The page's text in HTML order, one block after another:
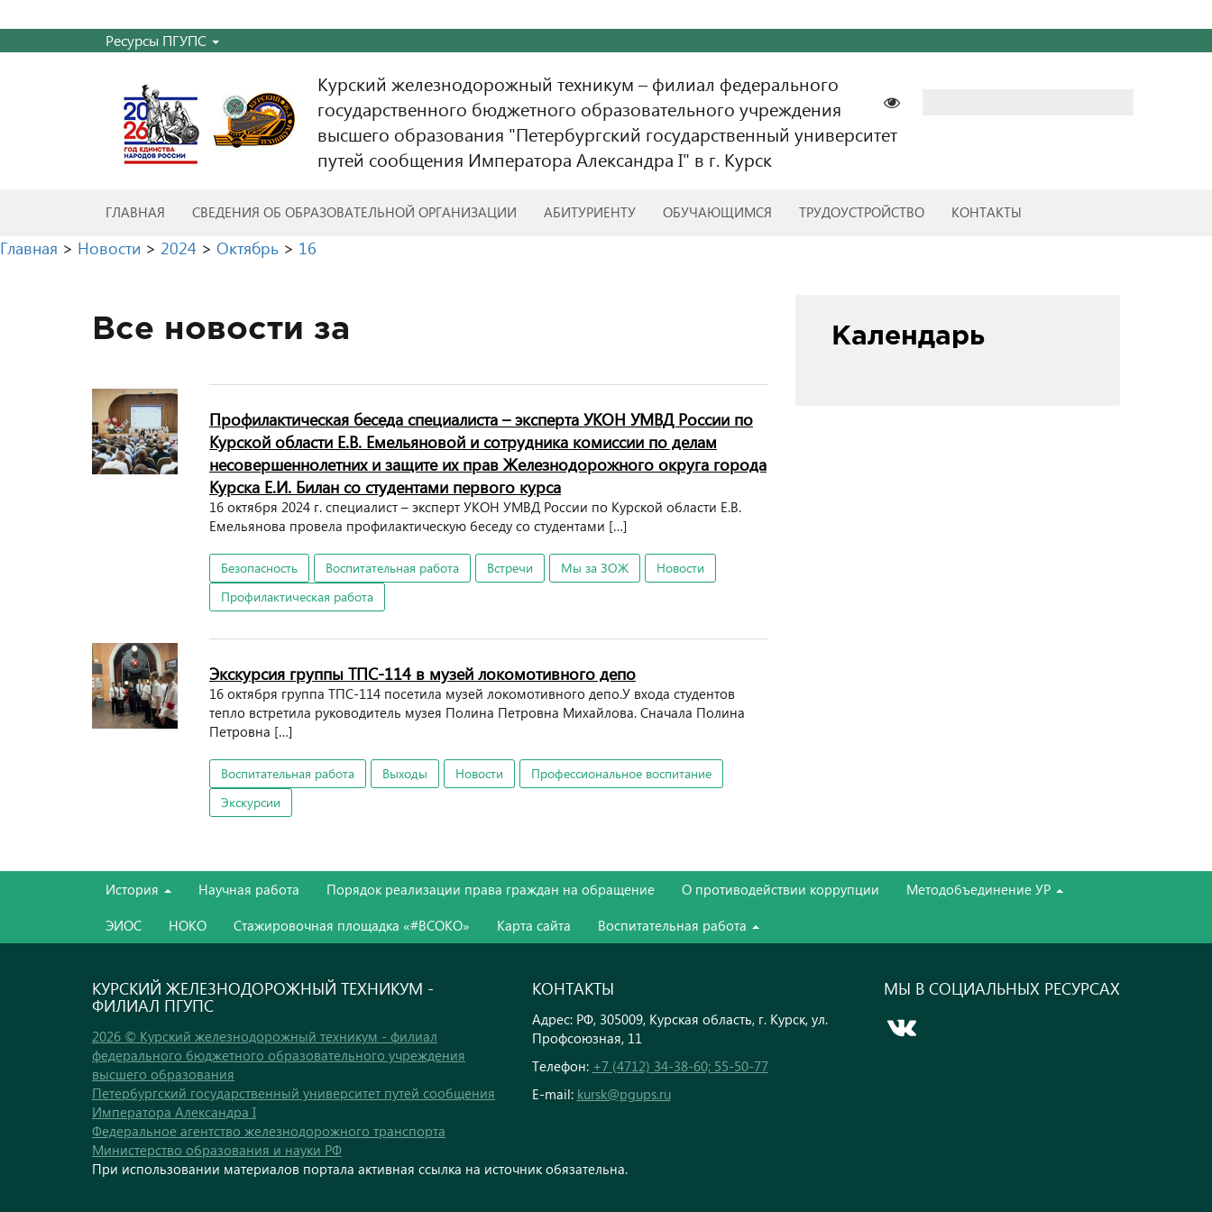
Ресурсы ПГУПС
Курский железнодорожный техникум – филиал федерального
государственного бюджетного образовательного учреждения
высшего образования "Петербургский государственный университет
путей сообщения Императора Александра I" в г. Курск
ГЛАВНАЯ СВЕДЕНИЯ ОБ ОБРАЗОВАТЕЛЬНОЙ ОРГАНИЗАЦИИ АБИТУРИЕНТУ ОБУЧАЮЩИМСЯ ТРУДОУСТРОЙСТВО КОНТАКТЫ
Главная > Новости > 2024 > Октябрь > 16
Все новости за
Профилактическая беседа специалиста – эксперта УКОН УМВД России по
Курской области Е.В. Емельяновой и сотрудника комиссии по делам
несовершеннолетних и защите их прав Железнодорожного округа города
Курска Е.И. Билан со студентами первого курса
16 октября 2024 г. специалист – эксперт УКОН УМВД России по Курской области Е.В.
Емельянова провела профилактическую беседу со студентами […]
Безопасность Воспитательная работа Встречи Мы за ЗОЖ
Новости
Профилактическая работа
Экскурсия группы ТПС-114 в музей локомотивного депо
16 октября группа ТПС-114 посетила музей локомотивного депо.У входа студентов
тепло встретила руководитель музея Полина Петровна Михайлова. Сначала Полина
Петровна […]
Воспитательная работа Выходы Новости
Профессиональное воспитание
Экскурсии
Календарь
История Научная работа Порядок реализации права граждан на обращение О противодействии коррупции
Методобъединение УР
ЭИОС
НОКО Стажировочная площадка «#ВСОКО» Карта сайта Воспитательная работа
КУРСКИЙ ЖЕЛЕЗНОДОРОЖНЫЙ ТЕХНИКУМ -
ФИЛИАЛ ПГУПС
2026 © Курский железнодорожный техникум - филиал
федерального бюджетного образовательного учреждения
высшего образования
Петербургский государственный университет путей сообщения
Императора Александра I
Федеральное агентство железнодорожного транспорта
Министерство образования и науки РФ
КОНТАКТЫ
Адрес: РФ, 305009, Курская область, г. Курск, ул.
Профсоюзная, 11
Телефон: +7 (4712) 34-38-60; 55-50-77
E-mail: kursk@pgups.ru
МЫ В СОЦИАЛЬНЫХ РЕСУРСАХ
При использовании материалов портала активная ссылка на источник обязательна.